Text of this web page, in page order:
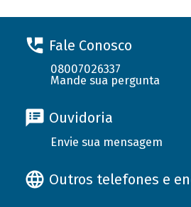
Fale Conosco
08007026337
Mande sua pergunta
Ouvidoria
Envie sua mensagem
Outros telefones e